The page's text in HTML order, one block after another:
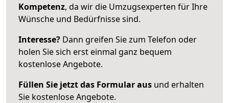
Kompetenz, da wir die Umzugsexperten für Ihre
Wünsche und Bedürfnisse sind.
Interesse? Dann greifen Sie zum Telefon oder
holen Sie sich erst einmal ganz bequem
kostenlose Angebote.
Füllen Sie jetzt das Formular aus und erhalten
Sie kostenlose Angebote.